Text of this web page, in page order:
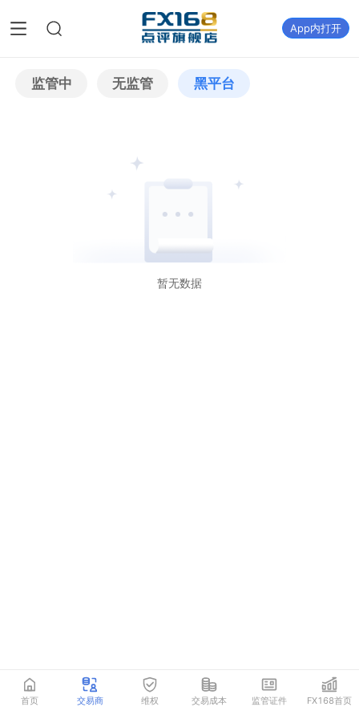
App内打开
监管中 无监管 黑平台
暂无数据
首页 交易商 维权 交易成本 监管证件 FX168首页